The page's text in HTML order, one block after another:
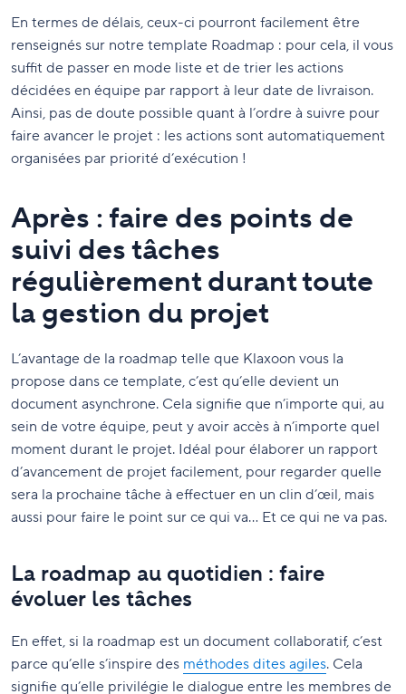
En termes de délais, ceux-ci pourront facilement être
renseignés sur notre template Roadmap : pour cela, il vous
suffit de passer en mode liste et de trier les actions
décidées en équipe par rapport à leur date de livraison.
Ainsi, pas de doute possible quant à l’ordre à suivre pour
faire avancer le projet : les actions sont automatiquement
organisées par priorité d’exécution !
Après : faire des points de
suivi des tâches
régulièrement durant toute
la gestion du projet
L’avantage de la roadmap telle que Klaxoon vous la
propose dans ce template, c’est qu’elle devient un
document asynchrone. Cela signifie que n’importe qui, au
sein de votre équipe, peut y avoir accès à n’importe quel
moment durant le projet. Idéal pour élaborer un rapport
d’avancement de projet facilement, pour regarder quelle
sera la prochaine tâche à effectuer en un clin d’œil, mais
aussi pour faire le point sur ce qui va… Et ce qui ne va pas.
La roadmap au quotidien : faire
évoluer les tâches
En effet, si la roadmap est un document collaboratif, c’est
parce qu’elle s’inspire des méthodes dites agiles. Cela
signifie qu’elle privilégie le dialogue entre les membres de